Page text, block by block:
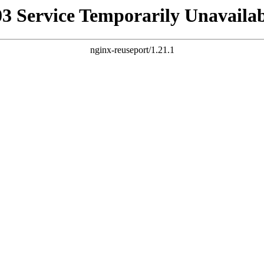
Service Temporarily
nginx-reuseport/1.21.1